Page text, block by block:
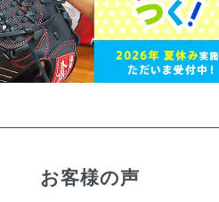
お客様の声